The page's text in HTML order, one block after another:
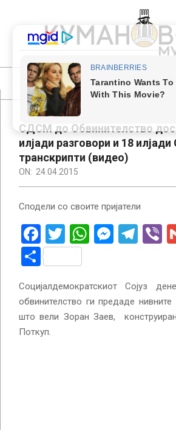
content
КУМАНОВСКИ
МУАБЕТИ
Primary
Navigation
MenuСДСМ до Обвинителство
илјади разговори и 18
транскрипти (видео)
ON: 24.04.2015
Сподели со своите пријатели
Facebook
Twitter
WhatsApp
Share
Социјалдемократскиот Сојуз
обвинителство ги предаде
што вели Зоран Заев,
Поткуп.